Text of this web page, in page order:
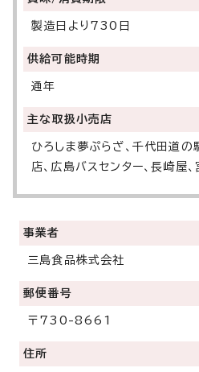
製造日より730日
供給可能時期
通年
主な取扱小売店
ひろしま夢ぷらざ、千代田道の
店、広島バスセンター、長崎屋
事業者
三島食品株式会社
郵便番号
〒730-8661
住所